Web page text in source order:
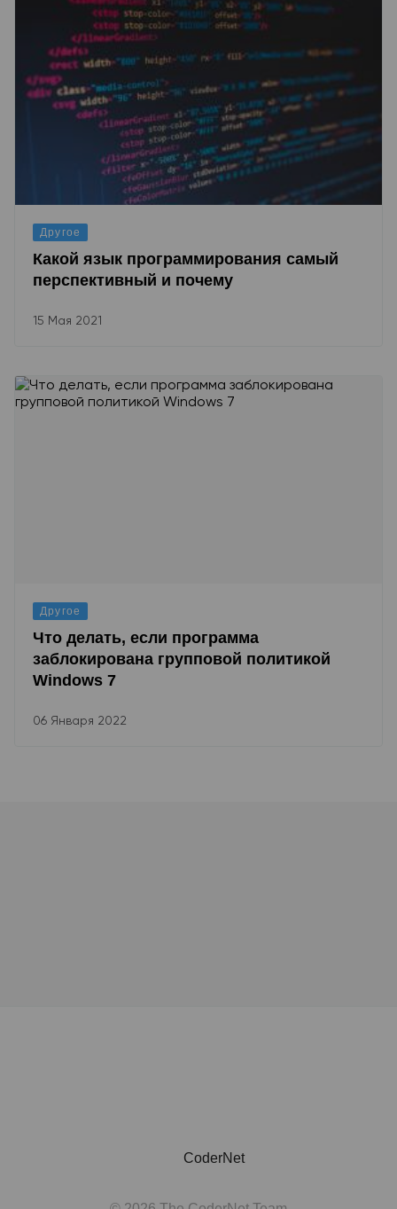
Другое
Какой язык программирования самый
перспективный и почему
15 Мая 2021
Другое
Что делать, если программа
заблокирована групповой политикой
Windows 7
06 Января 2022
CoderNet